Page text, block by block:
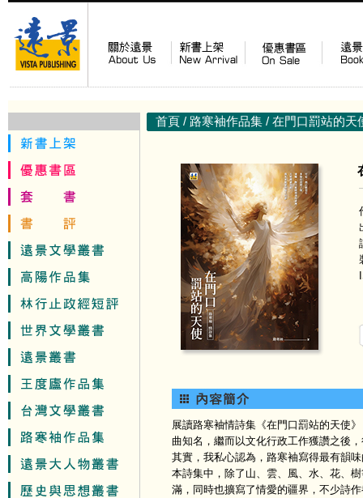
首頁 / 路寒袖作品集 / 在門口罰站的天
展讀路寒袖情詩集《在門口罰站的天使
曲知名，繼而以文化行政工作獲讚之後
其實，我私心認為，路寒袖寫得最有韻
本詩集中，除了山、雲、風、水、花、
滿，同時也擴寫了情愛的疆界，不少詩